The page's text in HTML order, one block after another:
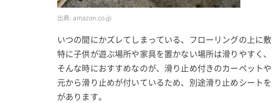
出典: amazon.co.jp
いつの間にかズレてしまっている、フローリングの上に
特に子供が遊ぶ場所や家具を置かない場所は滑りやすく
そんな時におすすめなのが、滑り止め付きのカーペットや
元から滑り止めが付いているため、別途滑り止めシート
があります。